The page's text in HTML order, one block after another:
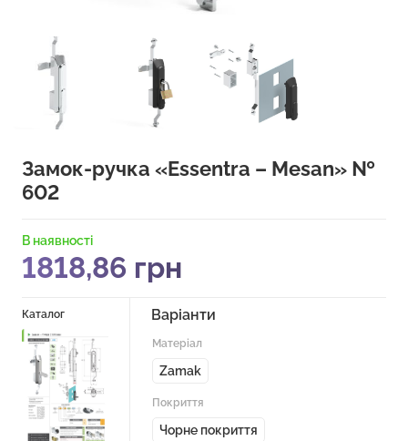
Замок-ручка «Essentra – Mesan» №
602
В наявності
1818,86 грн
Каталог Варіанти
Матеріал
Zamak
Покриття
Чорне покриття